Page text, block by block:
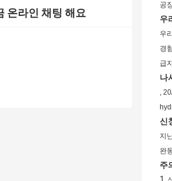
온라인 채팅 해요
공
우
우
경
급
나
,
신
지
완
주